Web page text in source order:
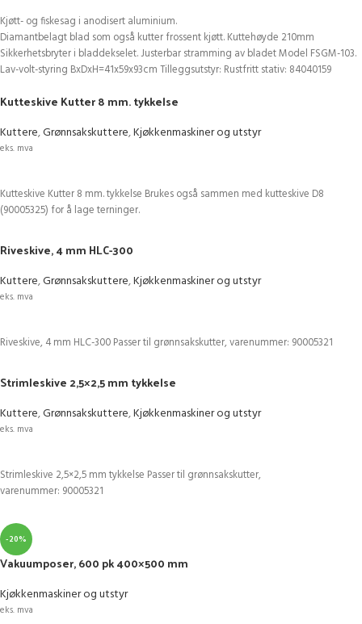
Alternativ vare: 231807, 231852
Skiver til andre terningstørrelser kan leveres.
Kjøtt- og fiskesag i anodisert aluminium.
Diamantbelagt blad som også kutter frossent kjøtt. Kuttehøyde 210mm
Sikkerhetsbryter i bladdekselet. Justerbar stramming av bladet Model FSGM-103.
Lav-volt-styring BxDxH=41x59x93cm Tilleggsutstyr: Rustfritt stativ: 84040159
Kutteskive Kutter 8 mm. tykkelse
Kuttere,Grønnsakskuttere,Kjøkkenmaskiner og utstyr
eks. mva
Kutteskive Kutter 8 mm. tykkelse Brukes også sammen med kutteskive D8
(90005325) for å lage terninger.
Riveskive, 4 mm HLC-300
Kuttere,Grønnsakskuttere,Kjøkkenmaskiner og utstyr
eks. mva
Riveskive, 4 mm HLC-300 Passer til grønnsakskutter, varenummer: 90005321
Strimleskive 2,5×2,5 mm tykkelse
Kuttere,Grønnsakskuttere,Kjøkkenmaskiner og utstyr
eks. mva
Strimleskive 2,5×2,5 mm tykkelse Passer til grønnsakskutter,
varenummer: 90005321
-20%
Vakuumposer, 600 pk 400×500 mm
Kjøkkenmaskiner og utstyr
eks. mva